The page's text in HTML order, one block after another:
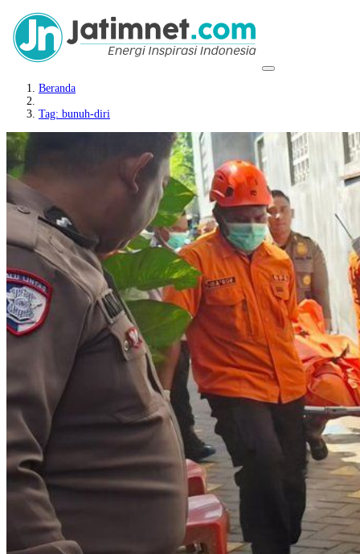
Beranda
Tag: bunuh-diri